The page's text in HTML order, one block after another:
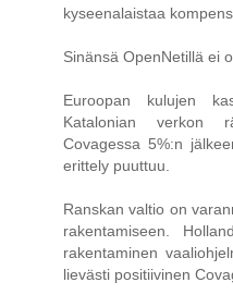
kyseenalaistaa
Sinänsä OpenNetillä ei
Euroopan kulujen
Katalonian verkon
Covagessa 5%:n
erittely puuttuu.
Ranskan valtio on
rakentamiseen.
rakentaminen
lievästi positiivinen